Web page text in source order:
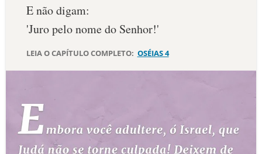
DEVOCIONAL DIÁRIO
ESBOÇOS DE PREGAÇÃO
TEMAS
E não digam:
'Juro pelo nome do Senhor!'
LEIA O CAPÍTULO COMPLETO: OSÉIAS 4